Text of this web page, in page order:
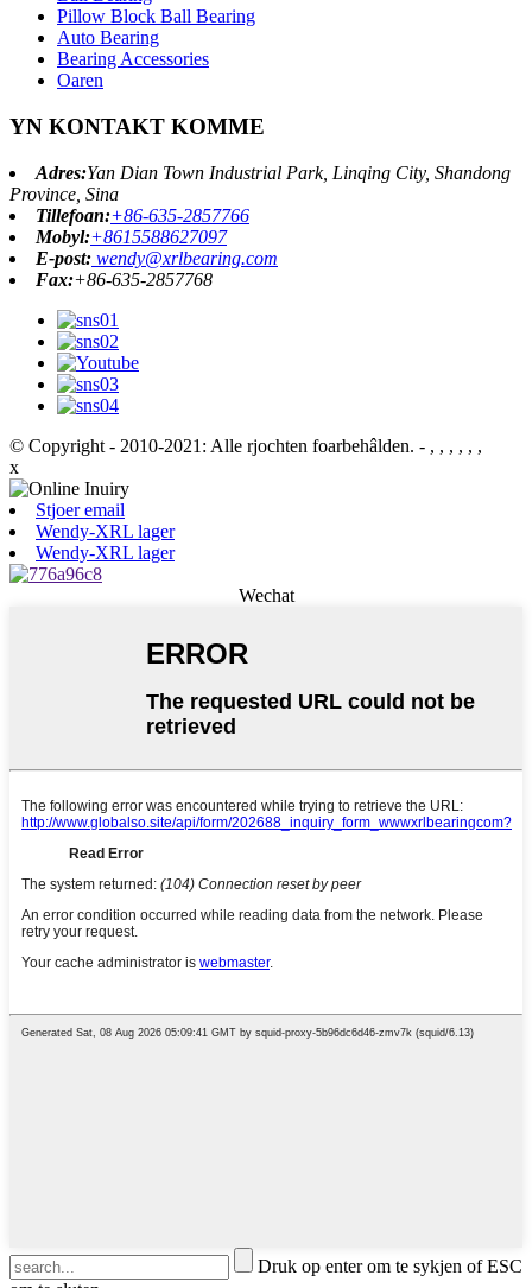
Pillow Block Ball Bearing
Auto Bearing
Bearing Accessories
Oaren
YN KONTAKT KOMME
Adres:Yan Dian Town Industrial Park, Linqing City, Shandong
Province, Sina
Tillefoan:+86-635-2857766
Mobyl:+8615588627097
E-post: wendy@xrlbearing.com
Fax:+86-635-2857768
© Copyright - 2010-2021: Alle rjochten foarbehâlden. - , , , , , ,
x
Stjoer email
Wendy-XRL lager
Wendy-XRL lager
Wechat
Druk op enter om te sykjen of ESC